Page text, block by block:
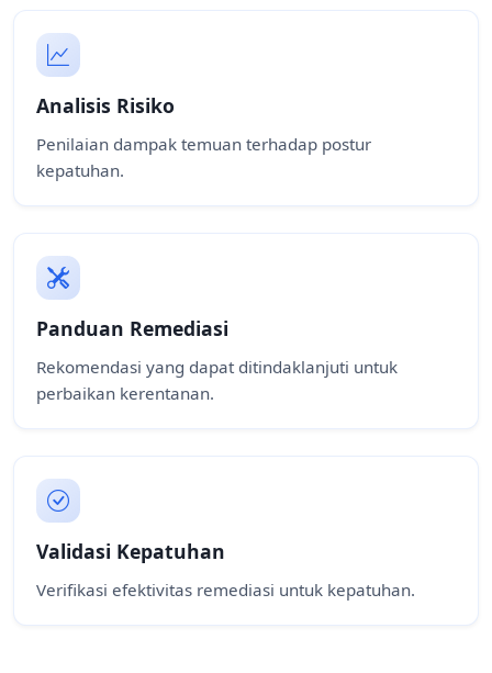
Analisis Risiko
Penilaian dampak temuan terhadap postur
kepatuhan.
Panduan Remediasi
Rekomendasi yang dapat ditindaklanjuti untuk
perbaikan kerentanan.
Validasi Kepatuhan
Verifikasi efektivitas remediasi untuk kepatuhan.